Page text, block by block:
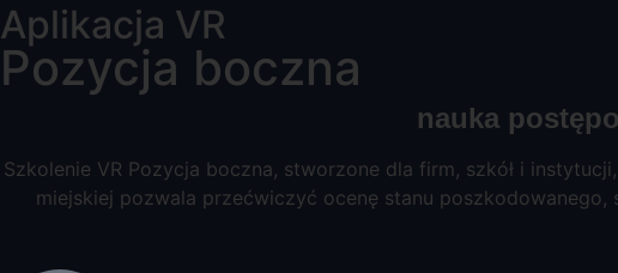
Aplikacja VR
Pozycja boczna
nauka
Szkolenie VR Pozycja boczna, stworzone dla firm, szkół i
miejskiej pozwala przećwiczyć ocenę stanu